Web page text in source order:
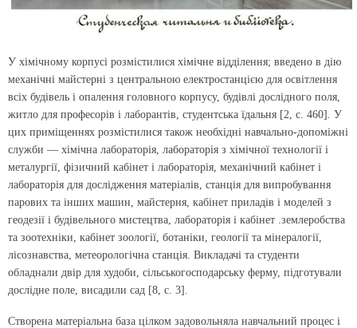
У хімічному корпусі розмістилися хімічне відділення; введено в дію
механічні майстерні з центральною електростанцією для освітлення
всіх будівель і опалення головного корпусу, будівлі дослідного поля,
житло для професорів і лаборантів, студентська їдальня [2, с. 460]. У
цих приміщеннях розмістилися також необхідні навчально-допоміжні
служби — хімічна лабораторія, лабораторія з хімічної технології і
металургії, фізичний кабінет і лабораторія, механічний кабінет і
лабораторія для дослідження матеріалів, станція для випробування
парових та інших машин, майстерня, кабінет приладів і моделей з
геодезії і будівельного мистецтва, лабораторія і кабінет .землеробства
та зоотехніки, кабінет зоології, ботаніки, геології та мінералогії,
лісознавства, метеорологічна станція. Викладачі та студенти
обладнали двір для худоби, сільськогосподарську ферму, підготували
дослідне поле, висадили сад [8, с. 3].
Створена матеріальна база цілком задовольняла навчальний процес і